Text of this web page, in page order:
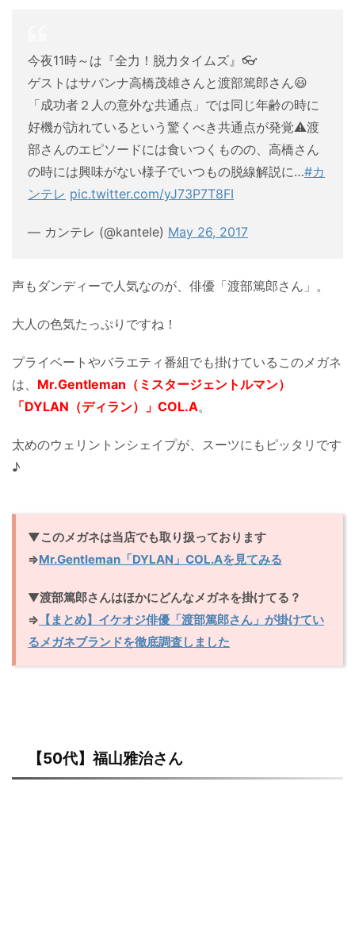
今夜11時～は『全力！脱力タイムズ』👓
ゲストはサバンナ高橋茂雄さんと渡部篤郎さん😃
「成功者２人の意外な共通点」では同じ年齢の時に
好機が訪れているという驚くべき共通点が発覚⚠渡
部さんのエピソードには食いつくものの、高橋さん
の時には興味がない様子でいつもの脱線解説に…#カ
ンテレ pic.twitter.com/yJ73P7T8FI
— カンテレ (@kantele) May 26, 2017
声もダンディーで人気なのが、俳優「渡部篤郎さん」。
大人の色気たっぷりですね！
プライベートやバラエティ番組でも掛けているこのメガネ
は、 Mr.Gentleman（ミスタージェントルマン）
「DYLAN（ディラン）」COL.A。
太めのウェリントンシェイプが、スーツにもピッタリです
♪
▼このメガネは当店でも取り扱っております
⇒Mr.Gentleman「DYLAN」COL.Aを見てみる
▼渡部篤郎さんはほかにどんなメガネを掛けてる？
⇒ 【まとめ】イケオジ俳優「渡部篤郎さん」が掛けてい
るメガネブランドを徹底調査しました
【50代】福山雅治さん